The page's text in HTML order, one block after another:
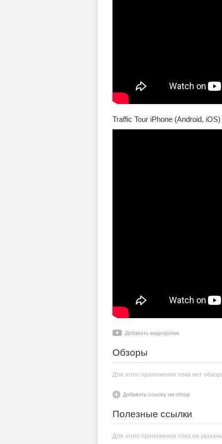
Traffic Tour iPhone (Android,
Добавить видеоролик
Обзоры
Для этого приложения пока нет
Добавить ссылку на обзор
Полезные ссылки
Для этого приложения пока не